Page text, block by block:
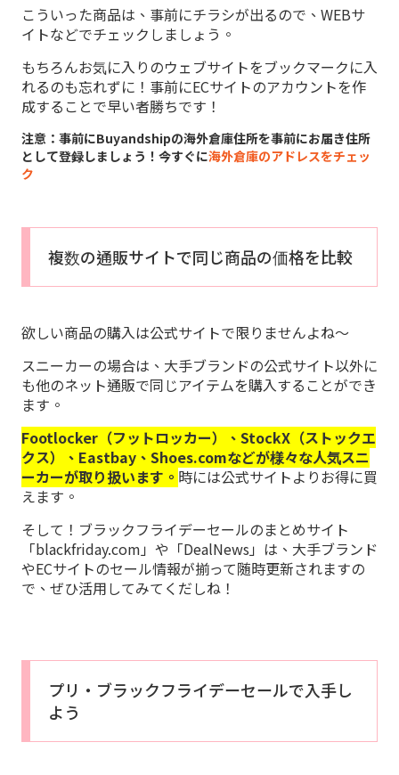
こういった商品は、事前にチラシが出るので、WEBサ
イトなどでチェックしましょう。
もちろんお気に入りのウェブサイトをブックマークに入
れるのも忘れずに！事前にECサイトのアカウントを作
成することで早い者勝ちです！
注意：事前にBuyandshipの海外倉庫住所を事前にお届き住所
として登録しましょう！今すぐに海外倉庫のアドレスをチェッ
ク
複数の通販サイトで同じ商品の価格を比較
欲しい商品の購入は公式サイトで限りませんよね～
スニーカーの場合は、大手ブランドの公式サイト以外に
も他のネット通販で同じアイテムを購入することができ
ます。
Footlocker（フットロッカー）、StockX（ストックエ
クス）、Eastbay、Shoes.comなどが様々な人気スニ
ーカーが取り扱います。 時には公式サイトよりお得に買
えます。
そして！ブラックフライデーセールのまとめサイト
「blackfriday.com」や「DealNews」は、大手ブランド
やECサイトのセール情報が揃って随時更新されますの
で、ぜひ活用してみてくだしね！
プリ・ブラックフライデーセールで入手し
よう